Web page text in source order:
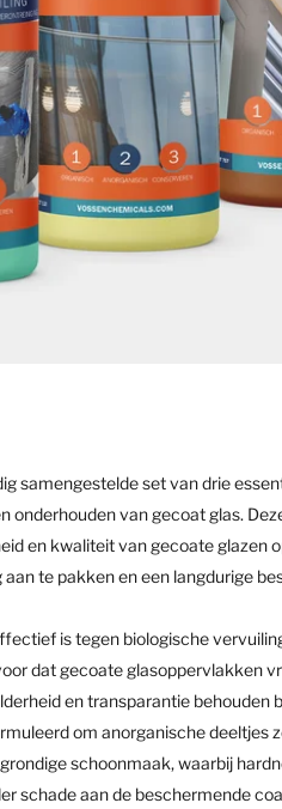
samengestelde set van drie
onderhouden van gecoat glas.
en kwaliteit van gecoate glazen
te pakken en een langdurige
is tegen biologische
dat gecoate glasoppervlakken
en transparantie behouden
om anorganische deeltjes
schoonmaak, waarbij
schade aan de beschermende